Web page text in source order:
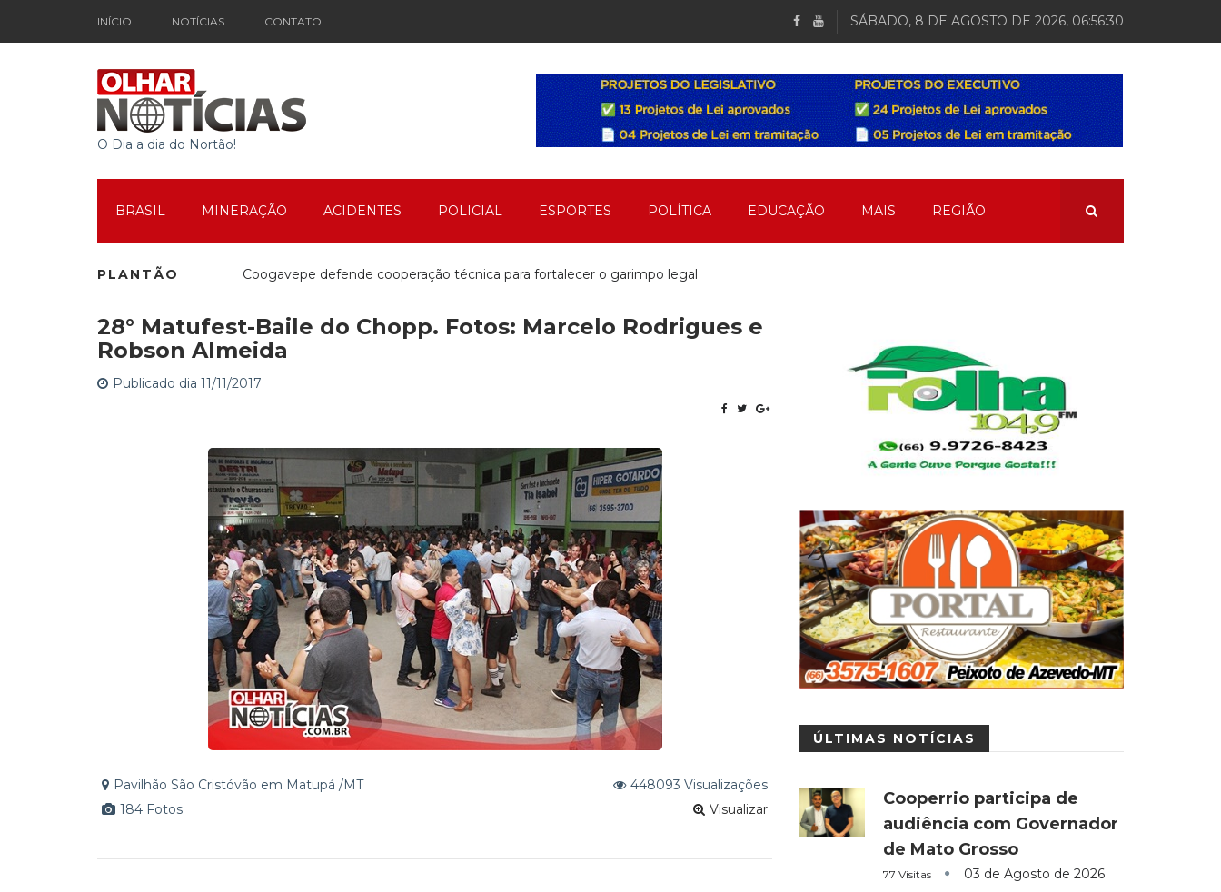
INÍCIO NOTÍCIAS CONTATO SÁBADO, 8 DE AGOSTO DE 2026, 06:56:31
O Dia a dia do Nortão!
BRASIL MINERAÇÃO ACIDENTES POLICIAL ESPORTES POLÍTICA EDUCAÇÃO MAIS REGIÃO
PLANTÃO Coogavepe defende cooperação técnica para fortalecer o garimpo legal
Mutirão Social em Movimento no Bairro Mãe de Deus em Peixoto
R$ 14 milhões garantidos para água tratada de União do Norte
Direito a quem tem Direito: Prefeito convoca aprovados em concurso no ano de 2024
28° Matufest-Baile do Chopp. Fotos: Marcelo Rodrigues e
Robson Almeida
Publicado dia 11/11/2017
Pavilhão São Cristóvão em Matupá /MT
448093 Visualizações
184 Fotos
Visualizar
ÚLTIMAS NOTÍCIAS
Cooperrio participa de
audiência com Governador
de Mato Grosso
77 Visitas 03 de Agosto de 2026